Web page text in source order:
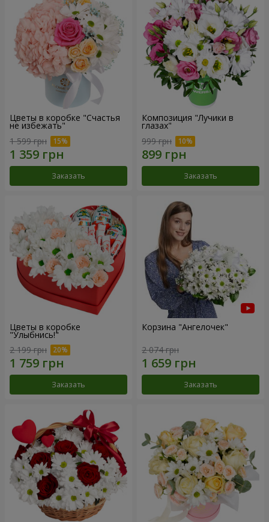
Цветы в коробке "Счастья
не избежать"
1 599 грн
Заказать
Композиция "Лучики в
глазах"
999 грн
Заказать
Цветы в коробке
"Улыбнись!"
2 199 грн
Заказать
Корзина "Ангелочек"
2 074 грн
Заказать